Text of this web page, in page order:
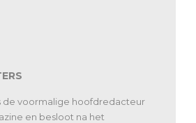
de voormalige hoofdredacteur
en besloot na het